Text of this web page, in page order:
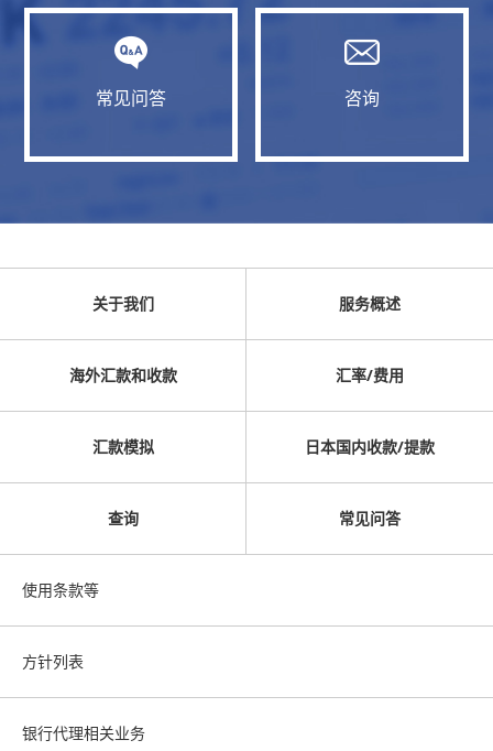
常见问答 咨询
关于我们 服务概述
海外汇款和收款 汇率/费用
汇款模拟 日本国内收款/提款
查询 常见问答
使用条款等
方针列表
银行代理相关业务